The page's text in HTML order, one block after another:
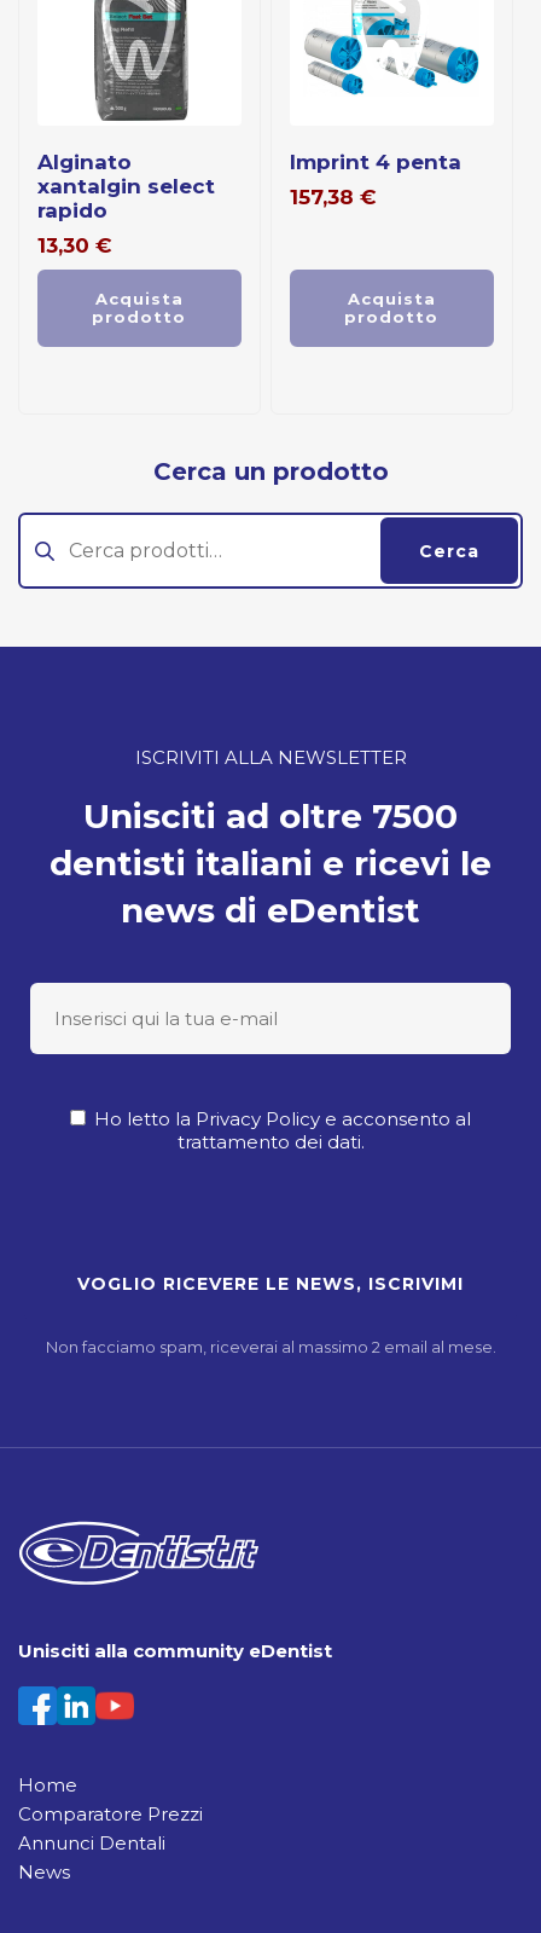
alginato
xantalgin select
rapido
13,30 €
Acquista
prodotto
imprint 4 penta
157,38 €
Acquista
prodotto
Cerca un prodotto
Cerca:
Cerca
ISCRIVITI ALLA NEWSLETTER
Unisciti ad oltre 7500
dentisti italiani e ricevi le
news di eDentist
Ho letto la Privacy Policy e acconsento al
trattamento dei dati.
Non facciamo spam, riceverai al massimo 2 email al mese.
Unisciti alla community eDentist
Home
Comparatore Prezzi
Annunci Dentali
News